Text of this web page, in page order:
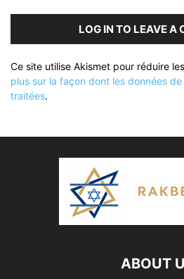
LOG IN TO LEAVE A
Ce site utilise Akismet pour réduire
plus sur la façon dont les données
traitées.
ABOUT